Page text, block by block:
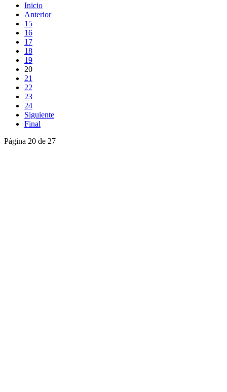
Inicio
Anterior
15
16
17
18
19
20
21
22
23
24
Siguiente
Final
Página 20 de 27